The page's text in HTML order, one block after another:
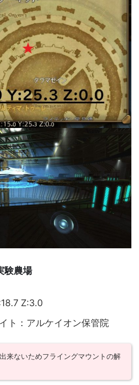
験農場
Z:3.0
ト：アルケイオン保管院
来ないためフライングマウントの解